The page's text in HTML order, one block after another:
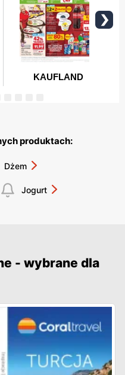
produktach:
Dżem
Jogurt
- wybrane dla